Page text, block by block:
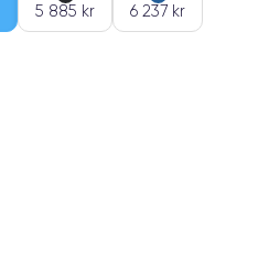
5 885 kr 6 237 kr